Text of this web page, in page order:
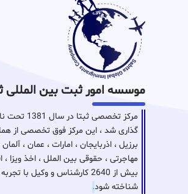
موسسه امور ثبت بین المللی
مرکز
گذاری شد ، این مرکز فوق تخصصی از
برزیل ، اذربایجان ، امارات ، عمان ،
مهاجرتی ، حقوقی بین الملل ، اخذ
بیش از 2640 کارشناس و
شناخته شود.